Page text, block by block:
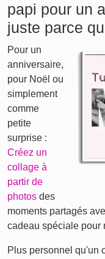
papi pour un
juste parce
Pour un
anniversaire,
pour Noël ou
simplement
comme
petite
surprise :
Créez un
collage à
partir de
photos des
moments partagés
cadeau spéciale pour
Plus personnel qu'un